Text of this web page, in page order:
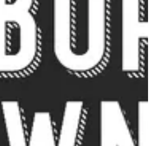
تسجيل الدخول